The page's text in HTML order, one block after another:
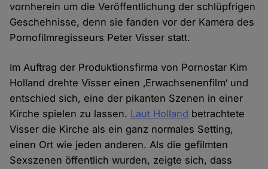
vornherein um die Veröffentlichung der schlüpfrigen
Geschehnisse, denn sie fanden vor der Kamera des
Pornofilmregisseurs Peter Visser statt.
Im Auftrag der Produktionsfirma von Pornostar Kim
Holland drehte Visser einen ‚Erwachsenenfilm‘ und
entschied sich, eine der pikanten Szenen in einer
Kirche spielen zu lassen. Laut Holland betrachtete
Visser die Kirche als ein ganz normales Setting,
einen Ort wie jeden anderen. Als die gefilmten
Sexszenen öffentlich wurden, zeigte sich, dass